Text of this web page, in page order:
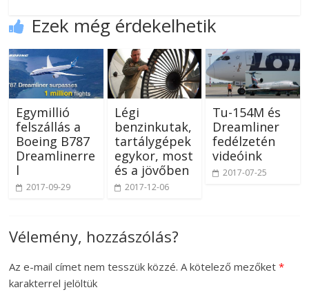
Ezek még érdekelhetik
Egymillió
felszállás a
Boeing B787
Dreamlinerre
l
2017-09-29
Légi
benzinkutak,
tartálygépek
egykor, most
és a jövőben
2017-12-06
Tu-154M és
Dreamliner
fedélzetén
videóink
2017-07-25
Vélemény, hozzászólás?
Az e-mail címet nem tesszük közzé. A kötelező mezőket*
karakterrel jelöltük